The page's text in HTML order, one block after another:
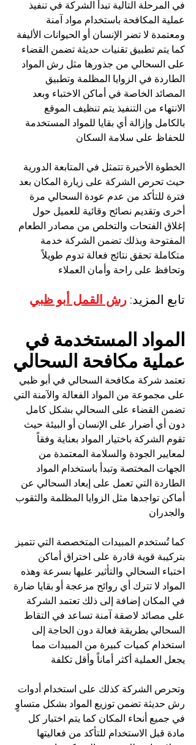
في المرحلة التالية تبدأ الشركة في تنفيذ
عملية المكافحة باستخدام مواد آمنة
ومعتمدة لا تضر الإنسان أو الحيوانات الأليفة
كما يتم تطبيق تقنيات حديثة تضمن القضاء
على السحالي من جذورها مثل رش المواد
الطاردة في الزوايا المظلمة وتطبيق
المصائد الخاصة في أماكن الاختباء وبعد
الانتهاء من التنفيذ يتم تنظيف الموقع
بالكامل وإزالة أي بقايا للمواد المستخدمة
للحفاظ على سلامة السكان
الخطوة الأخيرة تتمثل في المتابعة الدورية
حيث تحرص الشركة على زيارة المكان بعد
فترة للتأكد من عدم عودة السحالي مرة
أخرى وتقديم نصائح وقائية للعميل حول
إغلاق الفتحات والتخلص من مصادر الطعام
المفتوحة وبذلك تضمن الشركة خدمة
متكاملة تحقق نتائج فعالة تدوم طويلاً
وتحافظ على راحة وأمان العملاء
تابع المزيد: رش القمل أبو ظبي
المواد المستخدمة في
عملية مكافحة السحالي
تعتمد شركة مكافحة السحالي في أبو ظبي
على مجموعة من المواد الفعالة والآمنة التي
تضمن القضاء على السحالي بشكل كامل
دون أي أضرار على الإنسان أو البيئة حيث
تقوم الشركة باختيار المواد بعناية وفقاً
لمعايير الجودة والسلامة المعتمدة من
الجهات المختصة وتبدأ باستخدام المواد
الطاردة التي تعمل على إبعاد السحالي عن
أماكن تواجدها مثل الزوايا المظلمة والثقوب
والجدران
كما تُستخدم المبيدات المتخصصة التي تتميز
بتركيبة قوية قادرة على اختراق أماكن
اختباء السحالي والتأثير عليها بسرعة وهذه
المواد لا تترك أي روائح مزعجة أو بقايا ضارة
في المكان إضافة إلى ذلك تعتمد الشركة
على مصائد لاصقة آمنة تساعد في التقاط
السحالي بطريقة فعالة دون الحاجة إلى
استخدام كميات كبيرة من المبيدات مما
يجعل العملية أكثر أماناً وأقل تكلفة
وتحرص الشركة كذلك على استخدام أدوات
رش حديثة تضمن توزيع المواد بشكل متساوٍ
في جميع أنحاء المكان كما يتم اختبار كل
مادة قبل الاستخدام للتأكد من فعاليتها